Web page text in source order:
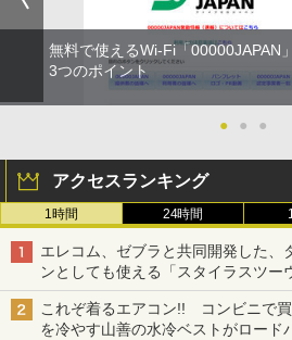
無料で使えるWi-Fi「00000JAPAN
3つのポイント
● ● ●
アクセスランキング
1時間 24時間
エレコム、ゼブラと共同開発した、
ンとしても使える「スタイラスツ
も、持ち替えずに書き込める
これぞ着るエアコン!! コンビニで
を冷やす山善の水冷ベストがロード